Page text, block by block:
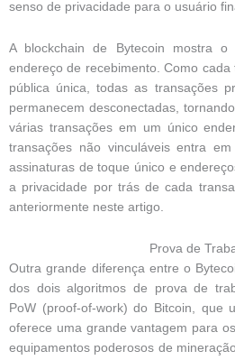
senso de privacidade para o usuário
A blockchain de Bytecoin mostra
endereço de recebimento. Como
pública única, todas as transações
permanecem desconectadas,
várias transações em um único
transações não vinculáveis ​​entra
assinaturas de toque único e
a privacidade por trás de cada
anteriormente neste artigo.
Prova de
Outra grande diferença entre o
dos dois algoritmos de prova de
PoW (proof-of-work) do Bitcoin, que
oferece uma grande vantagem para
equipamentos poderosos de